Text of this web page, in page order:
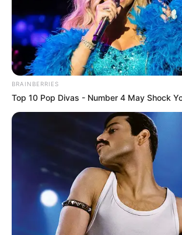
BRAINBERRIES
Top 10 Pop Divas - Number 4 May Shock